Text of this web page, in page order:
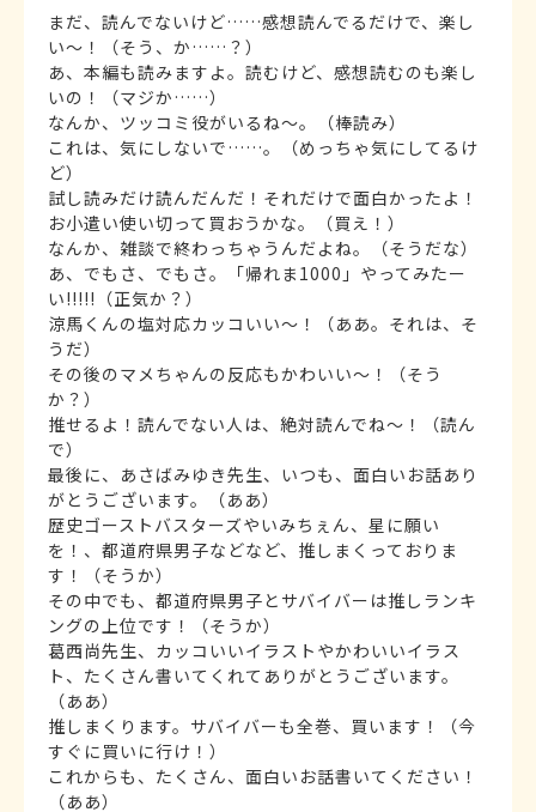
まだ、読んでないけど……感想読んでるだけで、楽し
い〜！（そう、か……？）
あ、本編も読みますよ。読むけど、感想読むのも楽し
いの！（マジか……）
なんか、ツッコミ役がいるね〜。（棒読み）
これは、気にしないで……。（めっちゃ気にしてるけ
ど）
試し読みだけ読んだんだ！それだけで面白かったよ！
お小遣い使い切って買おうかな。（買え！）
なんか、雑談で終わっちゃうんだよね。（そうだな）
あ、でもさ、でもさ。「帰れま1000」やってみたー
い!!!!!（正気か？）
涼馬くんの塩対応カッコいい〜！（ああ。それは、そ
うだ）
その後のマメちゃんの反応もかわいい〜！（そう
か？）
推せるよ！読んでない人は、絶対読んでね〜！（読ん
で）
最後に、あさばみゆき先生、いつも、面白いお話あり
がとうございます。（ああ）
歴史ゴーストバスターズやいみちぇん、星に願い
を！、都道府県男子などなど、推しまくっておりま
す！（そうか）
その中でも、都道府県男子とサバイバーは推しランキ
ングの上位です！（そうか）
葛西尚先生、カッコいいイラストやかわいいイラス
ト、たくさん書いてくれてありがとうございます。
（ああ）
推しまくります。サバイバーも全巻、買います！（今
すぐに買いに行け！）
これからも、たくさん、面白いお話書いてください！
（ああ）